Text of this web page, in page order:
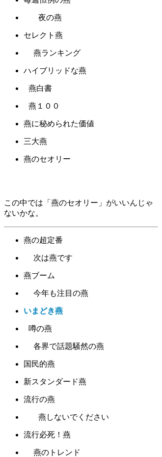
夜の燕
セレクト燕
燕ランキング
ハイブリッドな燕
燕白書
燕１００
燕に秘められた価値
三大燕
燕のセオリー
この中では「燕のセオリー」がいいんじゃ
ないかな。
燕の超定番
次は燕です
燕ブーム
今年も注目の燕
いまどき燕
噂の燕
各界で話題騒然の燕
国民的燕
新スタンダード燕
流行の燕
燕しないでください
流行必死！燕
燕のトレンド